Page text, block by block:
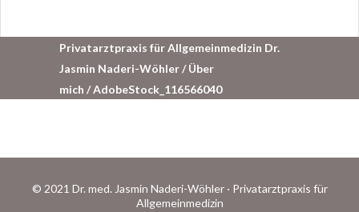
Privatarztpraxis für Allgemeinmedizin Dr.
Jasmin Naderi-Wöhler/Über
mich /AdobeStock_116566040
© 2021 Dr. med. Jasmin Naderi-Wöhler · Privatarztpraxis für
Allgemeinmedizin